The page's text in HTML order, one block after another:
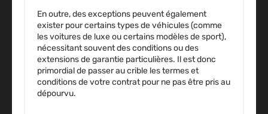
En outre, des exceptions peuvent également
exister pour certains types de véhicules (comme
les voitures de luxe ou certains modèles de sport),
nécessitant souvent des conditions ou des
extensions de garantie particulières. Il est donc
primordial de passer au crible les termes et
conditions de votre contrat pour ne pas être pris au
dépourvu.